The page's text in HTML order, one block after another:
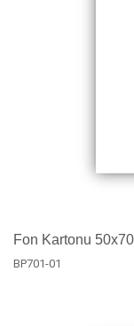
Fon Kartonu
BP701-01